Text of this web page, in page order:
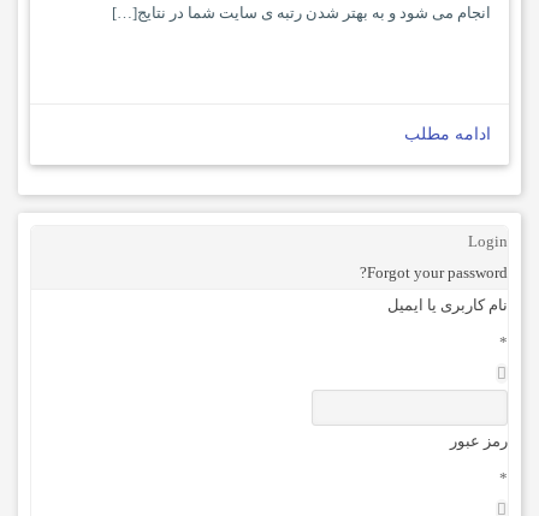
انجام می شود و به بهتر شدن رتبه ی سایت شما در نتایج[…]
ادامه مطلب
Login
Forgot your password?
نام کاربری یا ایمیل
*
رمز عبور
*